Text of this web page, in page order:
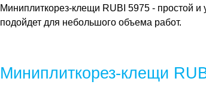
Миниплиткорез-клещи RUBI 5975 - простой и
подойдет для небольшого объема работ.
Миниплиткорез-клещи